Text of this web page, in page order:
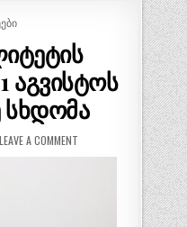
აგვისტოს
სხდომა
LEAVE A COMMENT